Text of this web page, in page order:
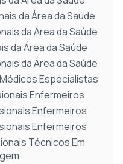
da Área da Saúde
da Área da Saúde
da Área da Saúde
da Área da Saúde
Especialistas
Enfermeiros
Enfermeiros
Enfermeiros
Técnicos Em